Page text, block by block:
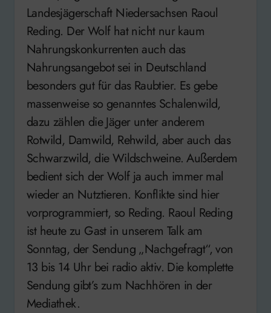
Landesjägerschaft Niedersachsen Raoul
Reding. Der Wolf hat nicht nur kaum
Nahrungskonkurrenten auch das
Nahrungsangebot sei in Deutschland
besonders gut für das Raubtier. Es gebe
massenweise so genanntes Schalenwild,
dazu zählen die Jäger unter anderem
Rotwild, Damwild, Rehwild, aber auch das
Schwarzwild, die Wildschweine. Außerdem
bedient sich der Wolf ja auch immer mal
wieder an Nutztieren. Konflikte sind hier
vorprogrammiert, so Reding. Raoul Reding
ist heute zu Gast in unserem Talk am
Sonntag, der Sendung „Nachgefragt“, von
13 bis 14 Uhr bei radio aktiv. Die komplette
Sendung gibt’s zum Nachhören in der
Mediathek.